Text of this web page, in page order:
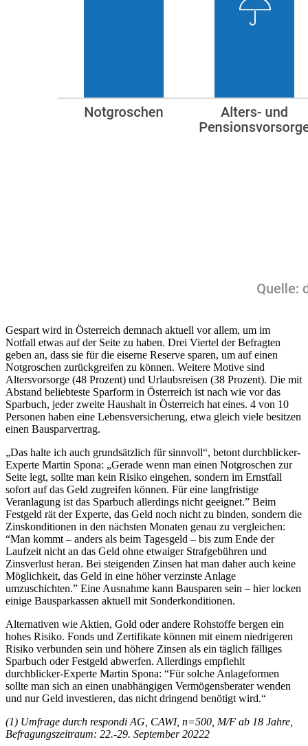
Gespart wird in Österreich demnach aktuell vor allem, um im
Notfall etwas auf der Seite zu haben. Drei Viertel der Befragten
geben an, dass sie für die eiserne Reserve sparen, um auf einen
Notgroschen zurückgreifen zu können. Weitere Motive sind
Altersvorsorge (48 Prozent) und Urlaubsreisen (38 Prozent). Die mit
Abstand beliebteste Sparform in Österreich ist nach wie vor das
Sparbuch, jeder zweite Haushalt in Österreich hat eines. 4 von 10
Personen haben eine Lebensversicherung, etwa gleich viele besitzen
einen Bausparvertrag.
„Das halte ich auch grundsätzlich für sinnvoll“, betont durchblicker-
Experte Martin Spona: „Gerade wenn man einen Notgroschen zur
Seite legt, sollte man kein Risiko eingehen, sondern im Ernstfall
sofort auf das Geld zugreifen können. Für eine langfristige
Veranlagung ist das Sparbuch allerdings nicht geeignet.” Beim
Festgeld rät der Experte, das Geld noch nicht zu binden, sondern die
Zinskonditionen in den nächsten Monaten genau zu vergleichen:
“Man kommt – anders als beim Tagesgeld – bis zum Ende der
Laufzeit nicht an das Geld ohne etwaiger Strafgebühren und
Zinsverlust heran. Bei steigenden Zinsen hat man daher auch keine
Möglichkeit, das Geld in eine höher verzinste Anlage
umzuschichten.” Eine Ausnahme kann Bausparen sein – hier locken
einige Bausparkassen aktuell mit Sonderkonditionen.
Alternativen wie Aktien, Gold oder andere Rohstoffe bergen ein
hohes Risiko. Fonds und Zertifikate können mit einem niedrigeren
Risiko verbunden sein und höhere Zinsen als ein täglich fälliges
Sparbuch oder Festgeld abwerfen. Allerdings empfiehlt
durchblicker-Experte Martin Spona: “Für solche Anlageformen
sollte man sich an einen unabhängigen Vermögensberater wenden
und nur Geld investieren, das nicht dringend benötigt wird.“
(1) Umfrage durch respondi AG, CAWI, n=500, M/F ab 18 Jahre,
Befragungszeitraum: 22.-29. September 20222